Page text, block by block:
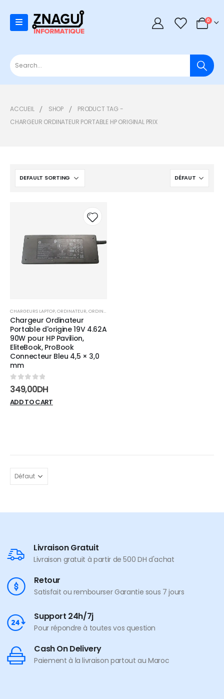
0 0
ACCUEIL SHOP
PRODUCT TAG -
CHARGEUR ORDINATEUR PORTABLE HP ORIGINAL PRIX
Add to
wishlist
CHARGEURS LAPTOP,ORDINATEUR,ORDINATEUR PORTABLE
Chargeur Ordinateur
Portable d'origine 19V 4.62A
90W pour HP Pavilion,
EliteBook, ProBook
Connecteur Bleu 4,5 × 3,0
mm
0 sur 5
349,00DH
ADD TO CART
Livraison Gratuit
Livraison gratuit à partir de 500 DH d'achat
Retour
Satisfait ou rembourser Garantie sous 7 jours
Support 24h/7j
Pour répondre à toutes vos question
Cash On Delivery
Paiement à la livraison partout au Maroc